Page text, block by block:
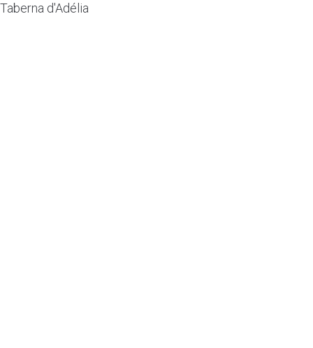
Taberna d'Adélia